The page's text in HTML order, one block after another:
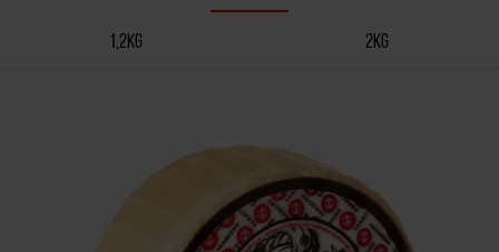
1,2KG 2KG